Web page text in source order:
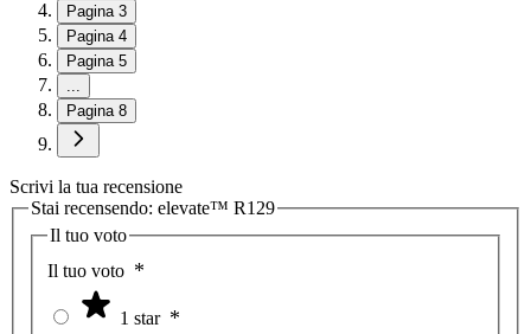
Pagina 3
Pagina 4
Pagina 5
Pagina 8
Scrivi la tua recensione
Stai recensendo: elevate™ R129
Il tuo voto
Il tuo voto
1 star